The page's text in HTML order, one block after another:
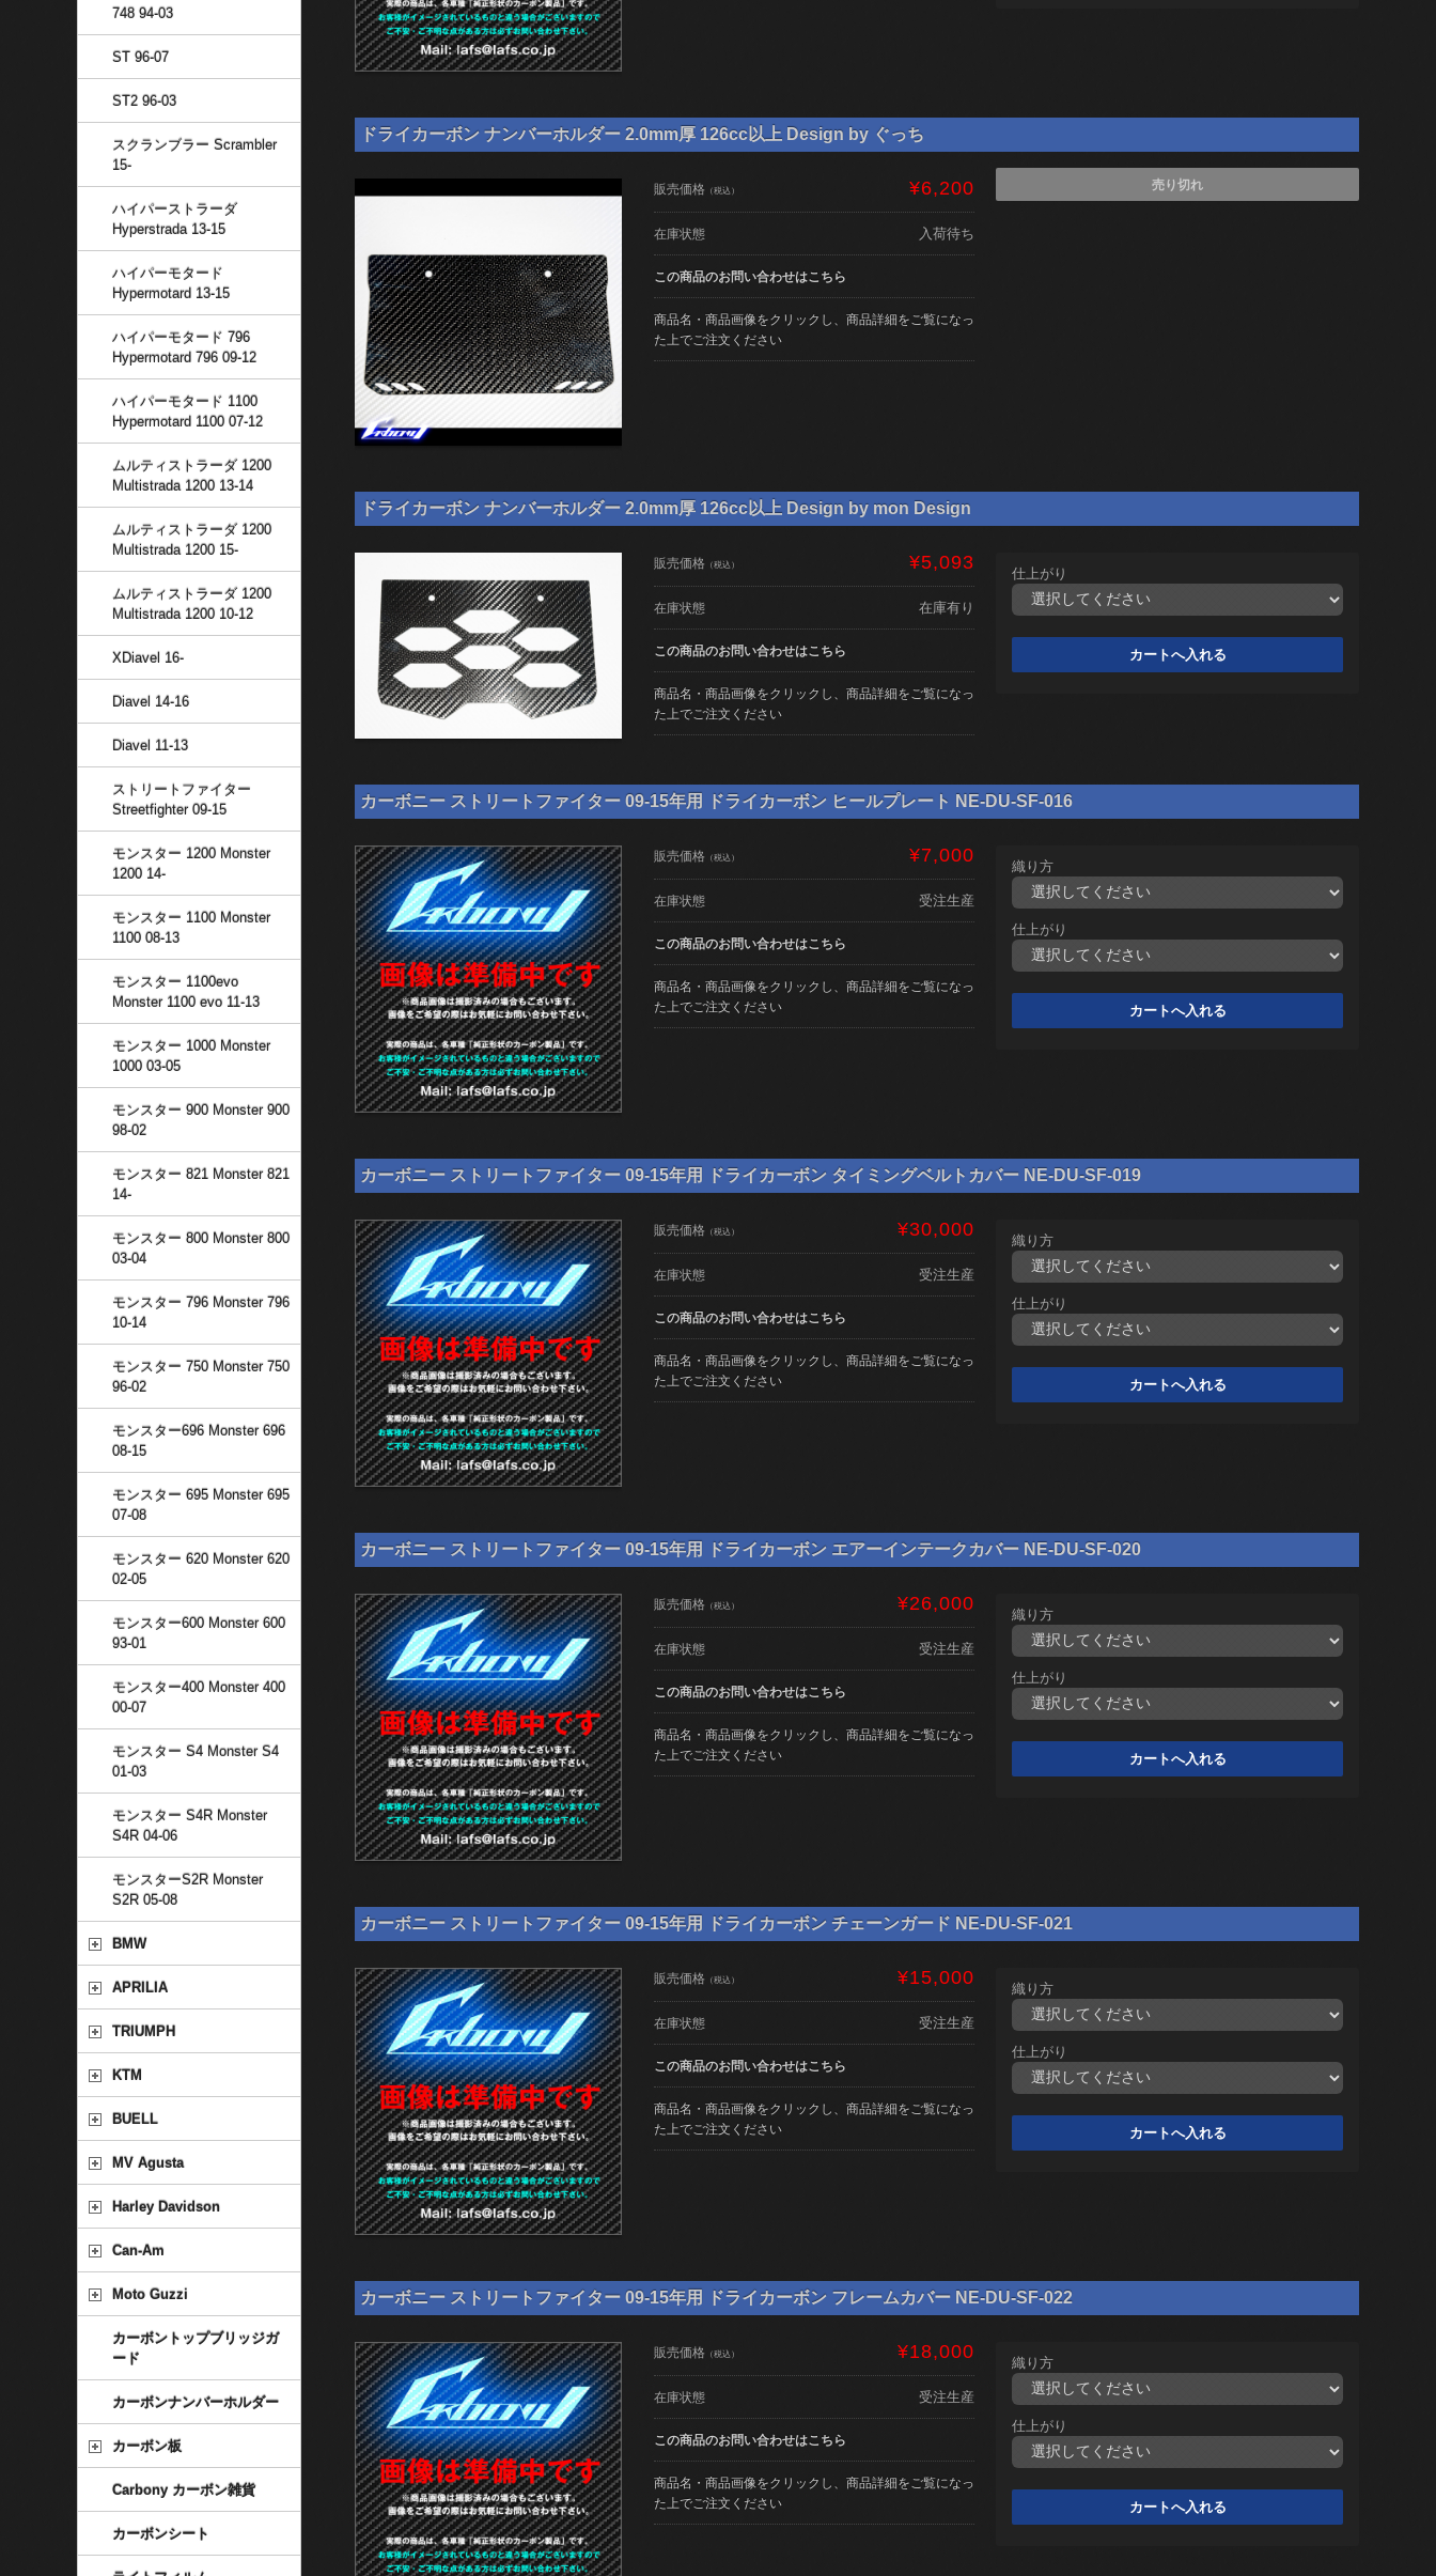
ドライカーボン ナンバーホルダー 2.0mm厚 126cc以上 Design by ぐっち
販売価格 （税込） ¥6,200
在庫状態 入荷待ち
この商品のお問い合わせはこちら
商品名・商品画像をクリックし、商品詳細をご覧になっ
た上でご注文ください
売り切れ
ドライカーボン ナンバーホルダー 2.0mm厚 126cc以上 Design by mon Design
販売価格 （税込） ¥5,093
在庫状態 在庫有り
この商品のお問い合わせはこちら
商品名・商品画像をクリックし、商品詳細をご覧になっ
た上でご注文ください
仕上がり
カーボニー ストリートファイター 09-15年用 ドライカーボン ヒールプレート NE-DU-SF-016
販売価格 （税込） ¥7,000
在庫状態 受注生産
この商品のお問い合わせはこちら
商品名・商品画像をクリックし、商品詳細をご覧になっ
た上でご注文ください
織り方
仕上がり
カーボニー ストリートファイター 09-15年用 ドライカーボン タイミングベルトカバー NE-DU-SF-019
販売価格 （税込） ¥30,000
在庫状態 受注生産
この商品のお問い合わせはこちら
商品名・商品画像をクリックし、商品詳細をご覧になっ
た上でご注文ください
織り方
仕上がり
カーボニー ストリートファイター 09-15年用 ドライカーボン エアーインテークカバー NE-DU-SF-020
販売価格 （税込） ¥26,000
在庫状態 受注生産
この商品のお問い合わせはこちら
商品名・商品画像をクリックし、商品詳細をご覧になっ
た上でご注文ください
織り方
仕上がり
カーボニー ストリートファイター 09-15年用 ドライカーボン チェーンガード NE-DU-SF-021
販売価格 （税込） ¥15,000
在庫状態 受注生産
この商品のお問い合わせはこちら
商品名・商品画像をクリックし、商品詳細をご覧になっ
た上でご注文ください
織り方
仕上がり
カーボニー ストリートファイター 09-15年用 ドライカーボン フレームカバー NE-DU-SF-022
販売価格 （税込） ¥18,000
在庫状態 受注生産
この商品のお問い合わせはこちら
商品名・商品画像をクリックし、商品詳細をご覧になっ
た上でご注文ください
織り方
仕上がり
748 94-03
ST 96-07
ST2 96-03
スクランブラー Scrambler
15-
ハイパーストラーダ
Hyperstrada 13-15
ハイパーモタード
Hypermotard 13-15
ハイパーモタード 796
Hypermotard 796 09-12
ハイパーモタード 1100
Hypermotard 1100 07-12
ムルティストラーダ 1200
Multistrada 1200 13-14
ムルティストラーダ 1200
Multistrada 1200 15-
ムルティストラーダ 1200
Multistrada 1200 10-12
XDiavel 16-
Diavel 14-16
Diavel 11-13
ストリートファイター
Streetfighter 09-15
モンスター 1200 Monster
1200 14-
モンスター 1100 Monster
1100 08-13
モンスター 1100evo
Monster 1100 evo 11-13
モンスター 1000 Monster
1000 03-05
モンスター 900 Monster 900
98-02
モンスター 821 Monster 821
14-
モンスター 800 Monster 800
03-04
モンスター 796 Monster 796
10-14
モンスター 750 Monster 750
96-02
モンスター696 Monster 696
08-15
モンスター 695 Monster 695
07-08
モンスター 620 Monster 620
02-05
モンスター600 Monster 600
93-01
モンスター400 Monster 400
00-07
モンスター S4 Monster S4
01-03
モンスター S4R Monster
S4R 04-06
モンスターS2R Monster
S2R 05-08
BMW
APRILIA
TRIUMPH
KTM
BUELL
MV Agusta
Harley Davidson
Can-Am
Moto Guzzi
カーボントップブリッジガ
ード
カーボンナンバーホルダー
カーボン板
Carbony カーボン雑貨
カーボンシート